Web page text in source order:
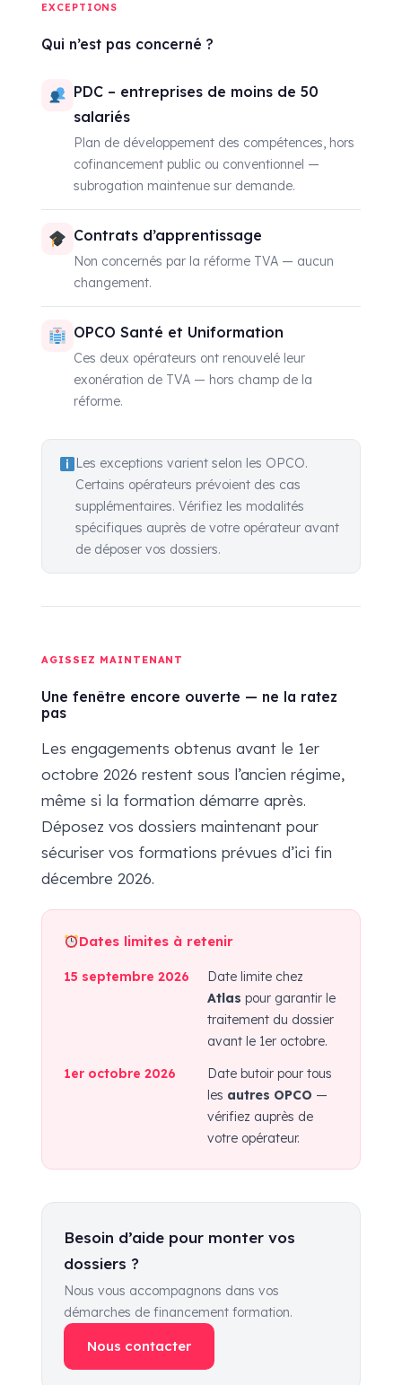
EXCEPTIONS
Qui n’est pas concerné ?
PDC – entreprises de moins de 50
salariés
Plan de développement des compétences, hors
cofinancement public ou conventionnel —
subrogation maintenue sur demande.
Contrats d’apprentissage
Non concernés par la réforme TVA — aucun
changement.
OPCO Santé et Uniformation
Ces deux opérateurs ont renouvelé leur
exonération de TVA — hors champ de la
réforme.
Les exceptions varient selon les OPCO.
Certains opérateurs prévoient des cas
supplémentaires. Vérifiez les modalités
spécifiques auprès de votre opérateur avant
de déposer vos dossiers.
AGISSEZ MAINTENANT
Une fenêtre encore ouverte — ne la ratez
pas
Les engagements obtenus avant le 1er
octobre 2026 restent sous l’ancien régime,
même si la formation démarre après.
Déposez vos dossiers maintenant pour
sécuriser vos formations prévues d’ici fin
décembre 2026.
Dates limites à retenir
15 septembre 2026
Date limite chez
Atlas pour garantir le
traitement du dossier
avant le 1er octobre.
1er octobre 2026
Date butoir pour tous
les autres OPCO —
vérifiez auprès de
votre opérateur.
Besoin d’aide pour monter vos
dossiers ?
Nous vous accompagnons dans vos
démarches de financement formation.
Nous contacter